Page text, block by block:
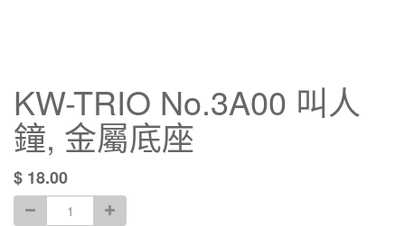
KW-TRIO No.3A00 叫人
鐘, 金屬底座
$ 18.00